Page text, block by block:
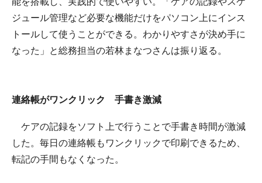
ジュール管理など必要な機能だけをパソコン上にインス
トールして使うことができる。わかりやすさが決め手に
なった」と総務担当の若林まなつさんは振り返る。
連絡帳がワンクリック 手書き激減
ケアの記録をソフト上で行うことで手書き時間が激減
した。毎日の連絡帳もワンクリックで印刷できるため、
転記の手間もなくなった。